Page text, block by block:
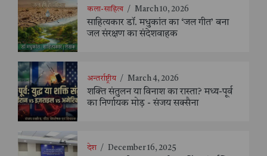
कला-साहित्य / March 10, 2026
साहित्यकार डॉ. मधुकांत का ‘जल गीत’ बना
जल संरक्षण का संदेशवाहक
अन्तर्राष्ट्रीय / March 4, 2026
शक्ति संतुलन या विनाश का रास्ता? मध्य-पूर्व
का निर्णायक मोड़ - संजय सक्सैना
देश / December 16, 2025